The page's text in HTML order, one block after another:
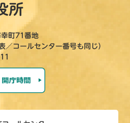
町71番地
コールセンター番号も同じ）